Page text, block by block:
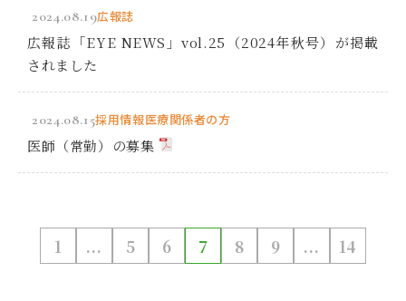
2024.08.19広報誌
広報誌「EYE NEWS」vol.25（2024年秋号）が掲載
されました
2024.08.15採用情報医療関係者の方
医師（常勤）の募集
1 ... 5 6 7 8 9 ... 14